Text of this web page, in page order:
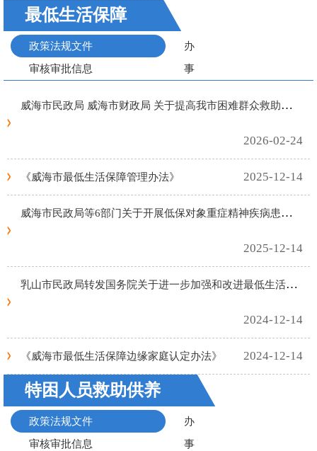
最低生活保障
政策法规文件
办
事
南
审核审批信息
威海市民政局 威海市财政局 关于提高我市困难群众救助保障标准的通知
2026-02-24
《威海市最低生活保障管理办法》 2025-12-14
威海市民政局等6部门关于开展低保对象重症精神疾病患者集中收治工作的通知
2025-12-14
乳山市民政局转发国务院关于进一步加强和改进最低生活保障工作的意见
2024-12-14
《威海市最低生活保障边缘家庭认定办法》 2024-12-14
特困人员救助供养
政策法规文件
办
事
审核审批信息